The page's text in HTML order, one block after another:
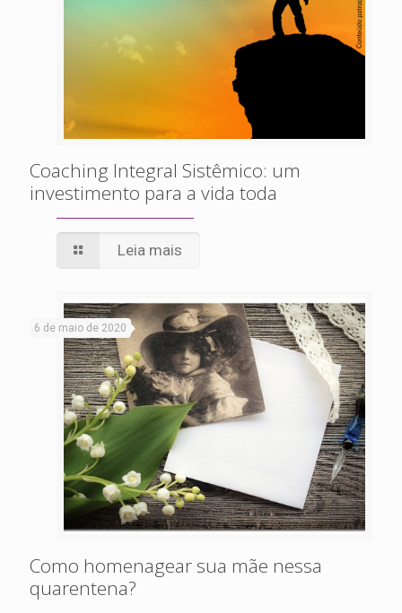
Coaching Integral Sistêmico: um
investimento para a vida toda
Leia mais
6 de maio de 2020
Como homenagear sua mãe nessa
quarentena?